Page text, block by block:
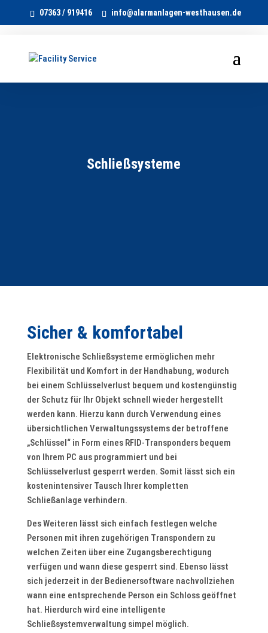
07363 / 919416 info@alarmanlagen-westhausen.de
Schließsysteme
Sicher & komfortabel
Elektronische Schließsysteme ermöglichen mehr
Flexibilität und Komfort in der Handhabung, wodurch
bei einem Schlüsselverlust bequem und kostengünstig
der Schutz für Ihr Objekt schnell wieder hergestellt
werden kann. Hierzu kann durch Verwendung eines
übersichtlichen Verwaltungssystems der betroffene
„Schlüssel“ in Form eines RFID-Transponders bequem
von Ihrem PC aus programmiert und bei
Schlüsselverlust gesperrt werden. Somit lässt sich ein
kostenintensiver Tausch Ihrer kompletten
Schließanlage verhindern.
Des Weiteren lässt sich einfach festlegen welche
Personen mit ihren zugehörigen Transpondern zu
welchen Zeiten über eine Zugangsberechtigung
verfügen und wann diese gesperrt sind. Ebenso lässt
sich jederzeit in der Bedienersoftware nachvollziehen
wann eine entsprechende Person ein Schloss geöffnet
hat. Hierdurch wird eine intelligente
Schließsystemverwaltung simpel möglich.